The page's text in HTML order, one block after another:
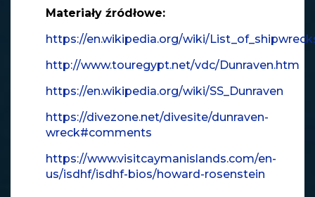
Materiały źródłowe:
https://en.wikipedia.org/wiki/
http://www.touregypt.net/vdc/Dunraven.htm
https://en.wikipedia.org/wiki/SS_Dunraven
https://divezone.net/divesite/dunraven-
wreck#comments
https://www.visitcaymanislands.com/en-
us/isdhf/isdhf-bios/howard-rosenstein